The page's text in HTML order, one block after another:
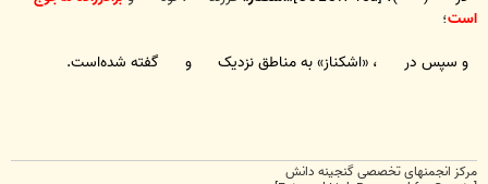
است؛
و سپس در ، «اشکناز» به مناطق نزدیک و گفته شده‌است.
مرکز انجمنهای تخصصی گنجینه دانش